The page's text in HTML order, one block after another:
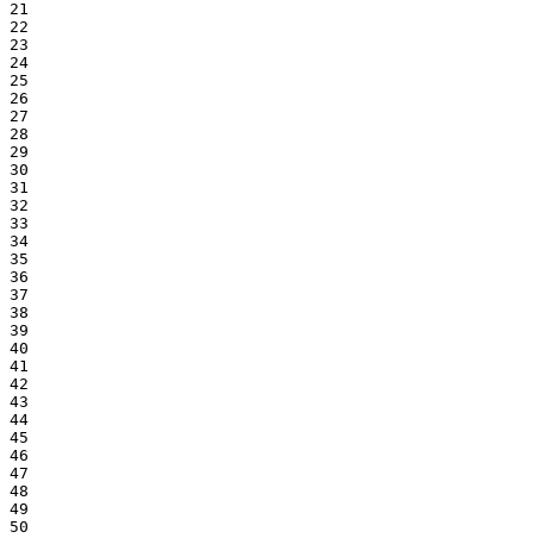
21
22
23
24
25
26
27
28
29
30
31
32
33
34
35
36
37
38
39
40
41
42
43
44
45
46
47
48
49
50